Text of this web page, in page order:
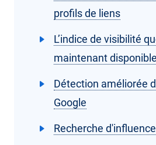
profils de liens
L’indice de visibilité
maintenant
Détection améliorée
Google
Recherche